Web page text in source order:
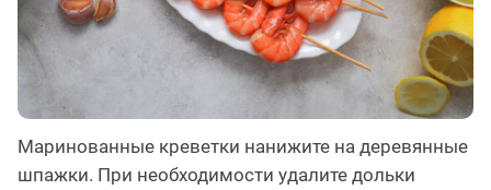
Маринованные креветки нанижите на деревянные
шпажки. При необходимости удалите дольки